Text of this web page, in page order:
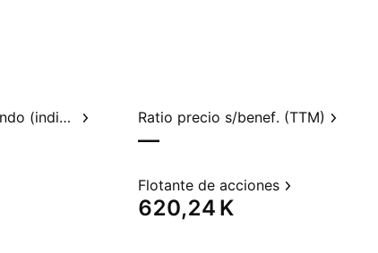
Rendimiento del dividendo (indicado) Ratio precio s/benef. (TTM)
—
Flotante de acciones
‪620,24 K‬